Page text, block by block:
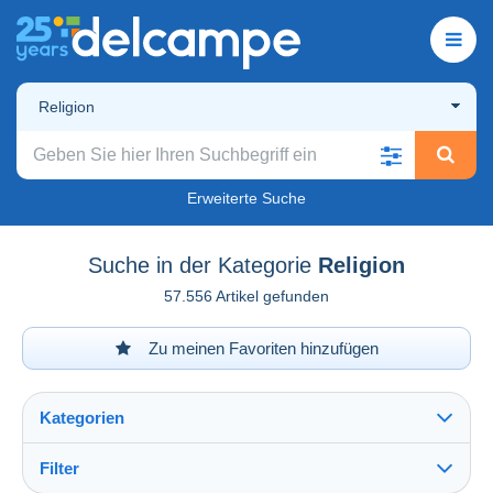
Religion
Erweiterte Suche
Suche in der Kategorie Religion
57.556 Artikel gefunden
Zu meinen Favoriten hinzufügen
Kategorien
Filter